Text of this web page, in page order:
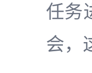
任务
会，